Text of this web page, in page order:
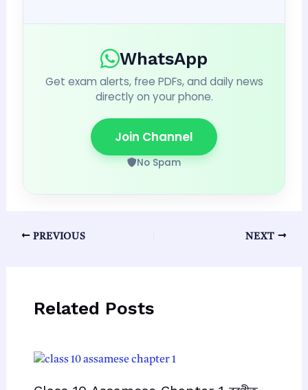
WhatsApp
Get exam alerts, free PDFs, and daily news
directly on your phone.
Join Channel
No Spam
Post
PREVIOUS NEXT
Related Posts